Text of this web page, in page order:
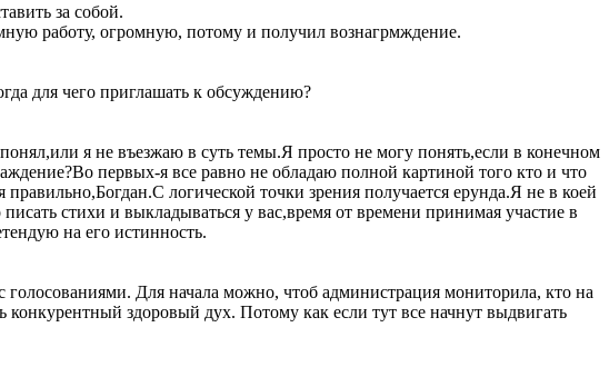
за собой.
работу, огромную, потому и получил вознагрмждение.
для чего приглашать к обсуждению?
я не въезжаю в суть темы.Я просто не могу понять,если в конечном
первых-я все равно не обладаю полной картиной того кто и что
логической точки зрения получается ерунда.Я не в коей
стихи и выкладываться у вас,время от времени принимая участие в
на его истинность.
голосованиями. Для начала можно, чтоб администрация мониторила, кто на
здоровый дух. Потому как если тут все начнут выдвигать